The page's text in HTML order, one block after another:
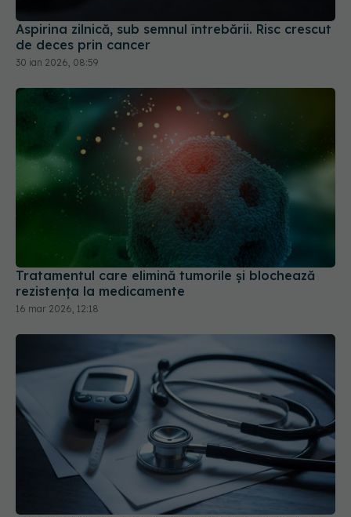
Aspirina zilnică, sub semnul întrebării. Risc crescut
de deces prin cancer
30 ian 2026, 08:59
Tratamentul care elimină tumorile și blochează
rezistența la medicamente
16 mar 2026, 12:18